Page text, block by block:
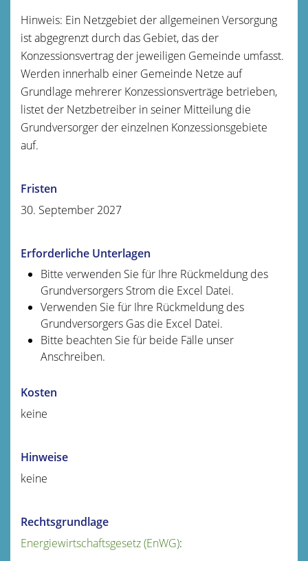
Hinweis: Ein Netzgebiet der allgemeinen Versorgung
ist abgegrenzt durch das Gebiet, das der
Konzessionsvertrag der jeweiligen Gemeinde umfasst.
Werden innerhalb einer Gemeinde Netze auf
Grundlage mehrerer Konzessionsverträge betrieben,
listet der Netzbetreiber in seiner Mitteilung die
Grundversorger der einzelnen Konzessionsgebiete
auf.
Fristen
30. September 2027
Erforderliche Unterlagen
Bitte verwenden Sie für Ihre Rückmeldung des
Grundversorgers Strom die Excel Datei.
Verwenden Sie für Ihre Rückmeldung des
Grundversorgers Gas die Excel Datei.
Bitte beachten Sie für beide Fälle unser
Anschreiben.
Kosten
keine
Hinweise
keine
Rechtsgrundlage
Energiewirtschaftsgesetz (EnWG):